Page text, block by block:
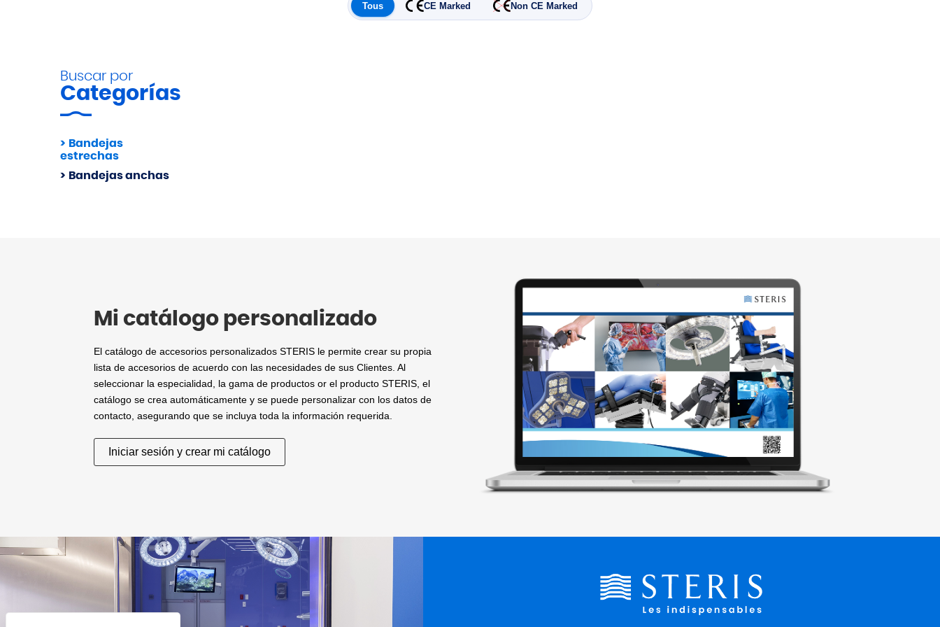
Tous CE Marked Non CE Marked
Buscar por
Categorías
Bandejas
estrechas
Bandejas anchas
Mi catálogo personalizado
El catálogo de accesorios personalizados STERIS le permite crear su propia
lista de accesorios de acuerdo con las necesidades de sus Clientes. Al
seleccionar la especialidad, la gama de productos or el producto STERIS, el
catálogo se crea automáticamente y se puede personalizar con los datos de
contacto, asegurando que se incluya toda la información requerida.
Iniciar sesión y crear mi catálogo